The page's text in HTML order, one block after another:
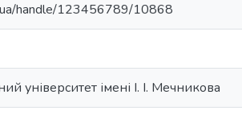
handle/123456789/10868
університет імені І. І. Мечникова